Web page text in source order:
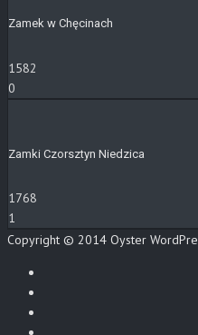
Zamek w Chęcinach
1582
0
Zamki Czorsztyn Niedzica
1768
1
Copyright © 2014 Oyster